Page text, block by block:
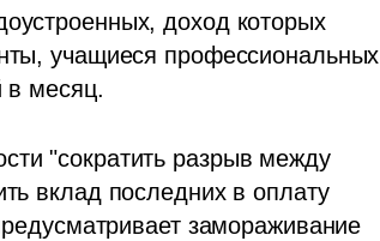
доход которых
учащиеся профессиональных
в месяц.
"сократить разрыв между
вклад последних в оплату
замораживание